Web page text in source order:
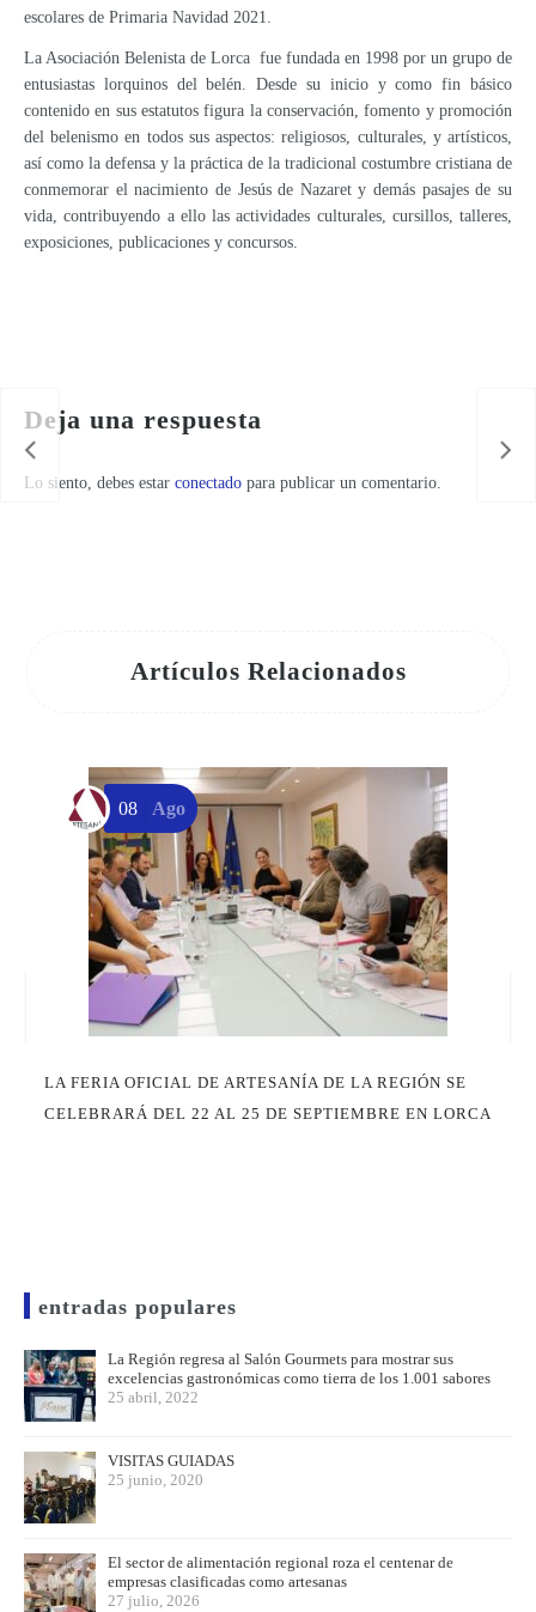
escolares de Primaria Navidad 2021.
La Asociación Belenista de Lorca fue fundada en 1998 por un grupo de
entusiastas lorquinos del belén. Desde su inicio y como fin básico
contenido en sus estatutos figura la conservación, fomento y promoción
del belenismo en todos sus aspectos: religiosos, culturales, y artísticos,
así como la defensa y la práctica de la tradicional costumbre cristiana de
conmemorar el nacimiento de Jesús de Nazaret y demás pasajes de su
vida, contribuyendo a ello las actividades culturales, cursillos, talleres,
exposiciones, publicaciones y concursos.
Deja una respuesta
Lo siento, debes estar conectado para publicar un comentario.
Artículos Relacionados
LA FERIA OFICIAL DE ARTESANÍA DE LA REGIÓN SE
CELEBRARÁ DEL 22 AL 25 DE SEPTIEMBRE EN LORCA
08 Ago
entradas populares
La Región regresa al Salón Gourmets para mostrar sus
excelencias gastronómicas como tierra de los 1.001 sabores
25 abril, 2022
VISITAS GUIADAS
25 junio, 2020
El sector de alimentación regional roza el centenar de
empresas clasificadas como artesanas
27 julio, 2026